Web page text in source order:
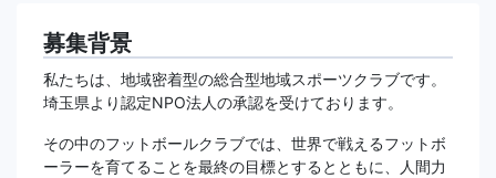
募集背景
私たちは、地域密着型の総合型地域スポーツクラブです。
埼玉県より認定NPO法人の承認を受けております。
その中のフットボールクラブでは、世界で戦えるフットボ
ーラーを育てることを最終の目標とするとともに、人間力